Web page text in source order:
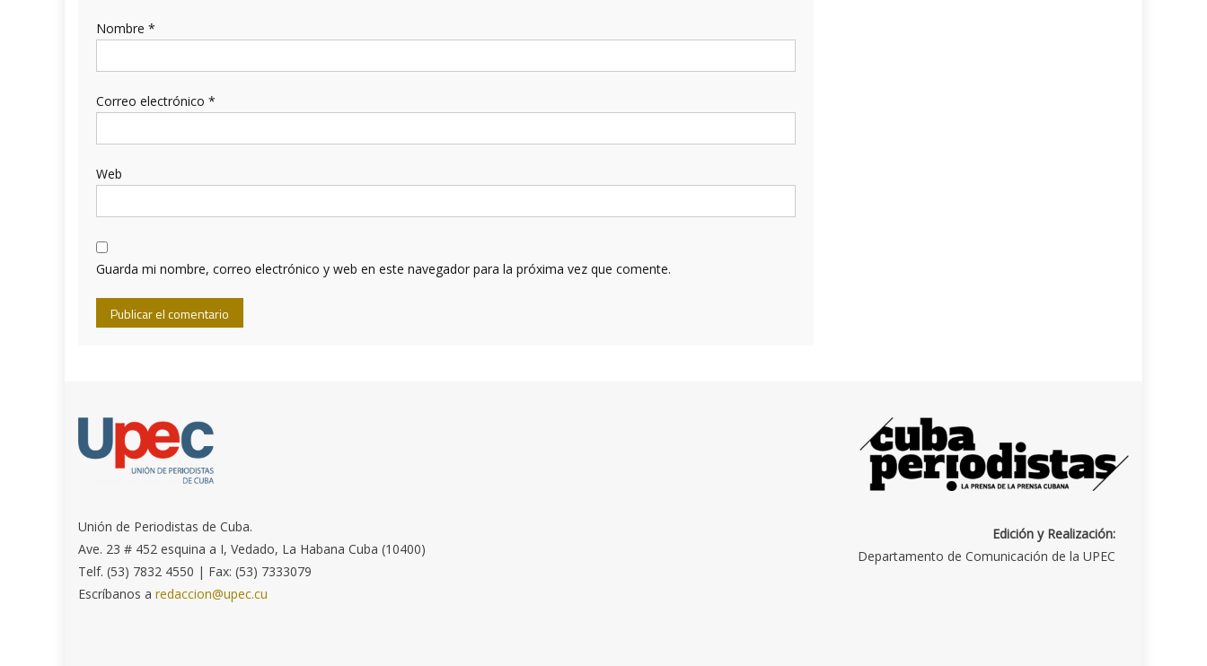
Nombre *
Correo electrónico *
Web
Guarda mi nombre, correo electrónico y web en este navegador para la próxima vez que comente.
Unión de Periodistas de Cuba.
Ave. 23 # 452 esquina a I, Vedado, La Habana Cuba (10400)
Telf. (53) 7832 4550 | Fax: (53) 7333079
Escríbanos aredaccion@upec.cu
Edición y Realización:
Departamento de Comunicación de la UPEC